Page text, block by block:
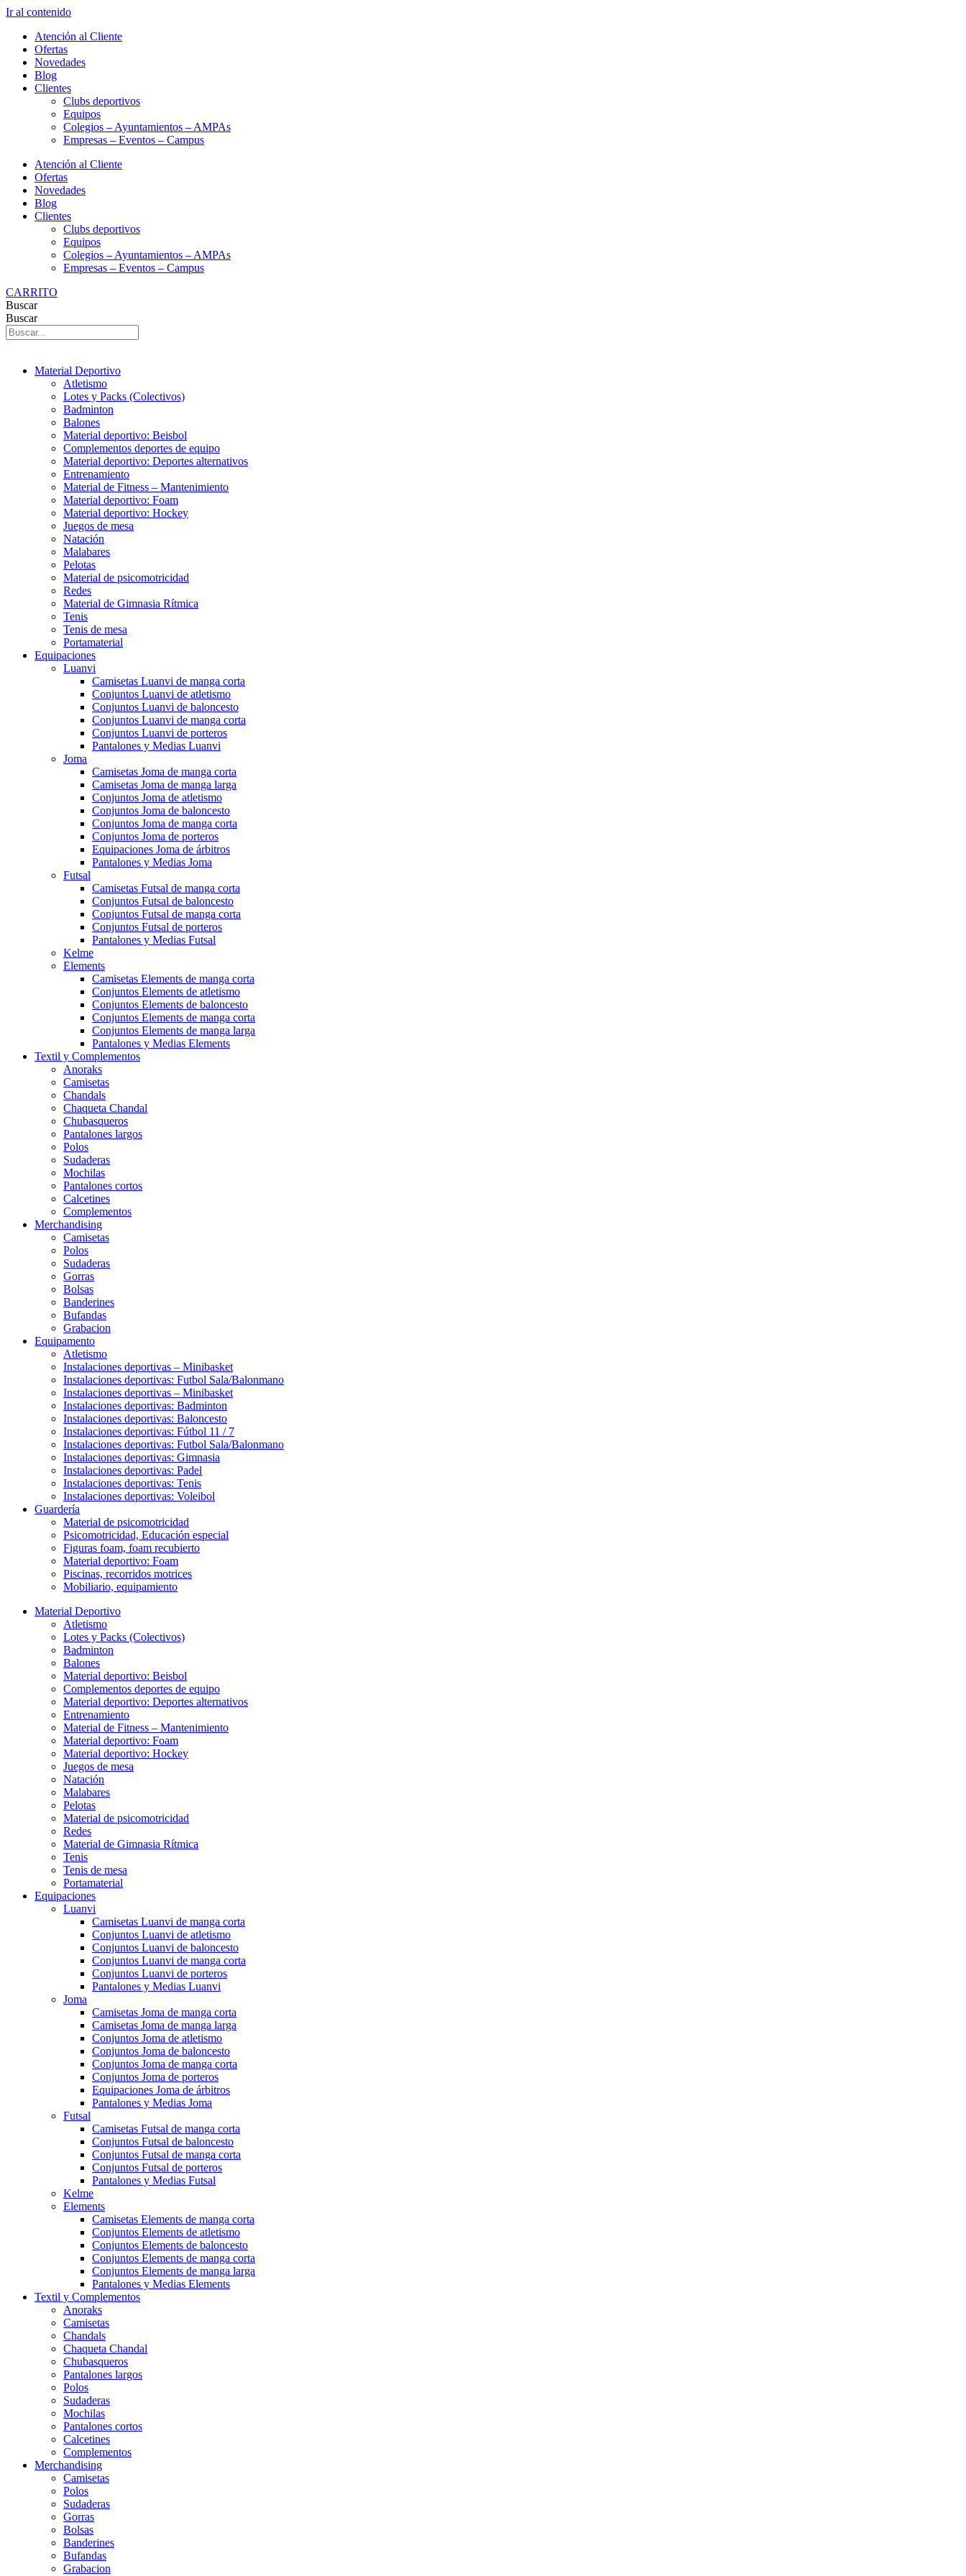
Ir al contenido
Atención al Cliente
Ofertas
Novedades
Blog
Clientes
Clubs deportivos
Equipos
Colegios – Ayuntamientos – AMPAs
Empresas – Eventos – Campus
Atención al Cliente
Ofertas
Novedades
Blog
Clientes
Clubs deportivos
Equipos
Colegios – Ayuntamientos – AMPAs
Empresas – Eventos – Campus
CARRITO
Buscar
Buscar
Material Deportivo
Atletismo
Lotes y Packs (Colectivos)
Badminton
Balones
Material deportivo: Beisbol
Complementos deportes de equipo
Material deportivo: Deportes alternativos
Entrenamiento
Material de Fitness – Mantenimiento
Material deportivo: Foam
Material deportivo: Hockey
Juegos de mesa
Natación
Malabares
Pelotas
Material de psicomotricidad
Redes
Material de Gimnasia Rítmica
Tenis
Tenis de mesa
Portamaterial
Equipaciones
Luanvi
Camisetas Luanvi de manga corta
Conjuntos Luanvi de atletismo
Conjuntos Luanvi de baloncesto
Conjuntos Luanvi de manga corta
Conjuntos Luanvi de porteros
Pantalones y Medias Luanvi
Joma
Camisetas Joma de manga corta
Camisetas Joma de manga larga
Conjuntos Joma de atletismo
Conjuntos Joma de baloncesto
Conjuntos Joma de manga corta
Conjuntos Joma de porteros
Equipaciones Joma de árbitros
Pantalones y Medias Joma
Futsal
Camisetas Futsal de manga corta
Conjuntos Futsal de baloncesto
Conjuntos Futsal de manga corta
Conjuntos Futsal de porteros
Pantalones y Medias Futsal
Kelme
Elements
Camisetas Elements de manga corta
Conjuntos Elements de atletismo
Conjuntos Elements de baloncesto
Conjuntos Elements de manga corta
Conjuntos Elements de manga larga
Pantalones y Medias Elements
Textil y Complementos
Anoraks
Camisetas
Chandals
Chaqueta Chandal
Chubasqueros
Pantalones largos
Polos
Sudaderas
Mochilas
Pantalones cortos
Calcetines
Complementos
Merchandising
Camisetas
Polos
Sudaderas
Gorras
Bolsas
Banderines
Bufandas
Grabacion
Equipamento
Atletismo
Instalaciones deportivas – Minibasket
Instalaciones deportivas: Futbol Sala/Balonmano
Instalaciones deportivas – Minibasket
Instalaciones deportivas: Badminton
Instalaciones deportivas: Baloncesto
Instalaciones deportivas: Fútbol 11 / 7
Instalaciones deportivas: Futbol Sala/Balonmano
Instalaciones deportivas: Gimnasia
Instalaciones deportivas: Padel
Instalaciones deportivas: Tenis
Instalaciones deportivas: Voleibol
Guardería
Material de psicomotricidad
Psicomotricidad, Educación especial
Figuras foam, foam recubierto
Material deportivo: Foam
Piscinas, recorridos motrices
Mobiliario, equipamiento
Material Deportivo
Atletismo
Lotes y Packs (Colectivos)
Badminton
Balones
Material deportivo: Beisbol
Complementos deportes de equipo
Material deportivo: Deportes alternativos
Entrenamiento
Material de Fitness – Mantenimiento
Material deportivo: Foam
Material deportivo: Hockey
Juegos de mesa
Natación
Malabares
Pelotas
Material de psicomotricidad
Redes
Material de Gimnasia Rítmica
Tenis
Tenis de mesa
Portamaterial
Equipaciones
Luanvi
Camisetas Luanvi de manga corta
Conjuntos Luanvi de atletismo
Conjuntos Luanvi de baloncesto
Conjuntos Luanvi de manga corta
Conjuntos Luanvi de porteros
Pantalones y Medias Luanvi
Joma
Camisetas Joma de manga corta
Camisetas Joma de manga larga
Conjuntos Joma de atletismo
Conjuntos Joma de baloncesto
Conjuntos Joma de manga corta
Conjuntos Joma de porteros
Equipaciones Joma de árbitros
Pantalones y Medias Joma
Futsal
Camisetas Futsal de manga corta
Conjuntos Futsal de baloncesto
Conjuntos Futsal de manga corta
Conjuntos Futsal de porteros
Pantalones y Medias Futsal
Kelme
Elements
Camisetas Elements de manga corta
Conjuntos Elements de atletismo
Conjuntos Elements de baloncesto
Conjuntos Elements de manga corta
Conjuntos Elements de manga larga
Pantalones y Medias Elements
Textil y Complementos
Anoraks
Camisetas
Chandals
Chaqueta Chandal
Chubasqueros
Pantalones largos
Polos
Sudaderas
Mochilas
Pantalones cortos
Calcetines
Complementos
Merchandising
Camisetas
Polos
Sudaderas
Gorras
Bolsas
Banderines
Bufandas
Grabacion